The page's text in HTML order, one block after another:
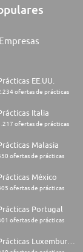
Empresas
EE.UU.
ofertas de prácticas
Italia
ofertas de prácticas
Malasia
ofertas de prácticas
México
ofertas de prácticas
Portugal
ofertas de prácticas
Prácticas Luxemburgo